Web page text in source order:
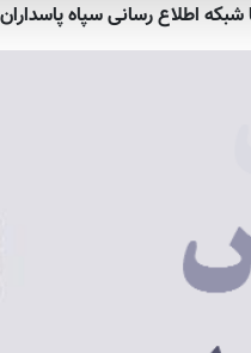
اطلاع رسانی سپاه